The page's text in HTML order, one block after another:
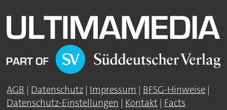
AGB | Datenschutz | Impressum | BFSG-Hinweise |
Datenschutz-Einstellungen | Kontakt | Facts